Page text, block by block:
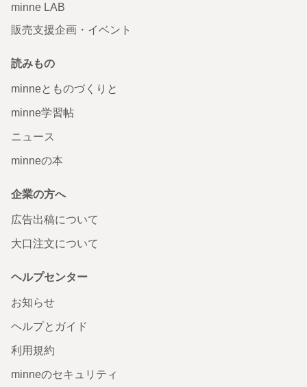
minne LAB
販売支援企画・イベント
読みもの
minneとものづくりと
minne学習帖
ニュース
minneの本
企業の方へ
広告出稿について
大口注文について
ヘルプセンター
お知らせ
ヘルプとガイド
利用規約
minneのセキュリティ